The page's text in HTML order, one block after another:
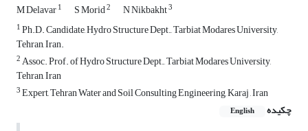
M Delavar1 S Morid2 N Nikbakht3
1Ph.D. Candidate, Hydro Structure Dept., Tarbiat Modares University,
Tehran, Iran.
2Assoc. Prof. of Hydro Structure Dept., Tarbiat Modares University,
Tehran, Iran
3Expert, Tehran Water and Soil Consulting Engineering, Karaj , Iran
چکیده
English